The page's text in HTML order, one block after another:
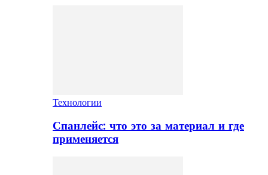
Технологии
Спанлейс: что это за материал и где
применяется